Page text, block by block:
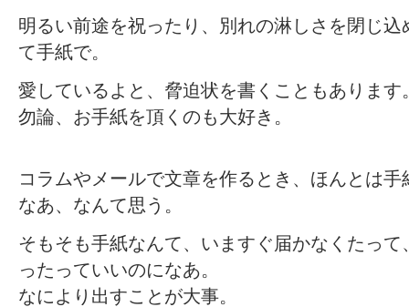
明るい前途を祝ったり、別れの淋しさを閉じ込
て手紙で。
愛しているよと、脅迫状を書くこともあります
勿論、お手紙を頂くのも大好き。
コラムやメールで文章を作るとき、ほんとは
なあ、なんて思う。
そもそも手紙なんて、いますぐ届かなくたって
ったっていいのになあ。
なにより出すことが大事。